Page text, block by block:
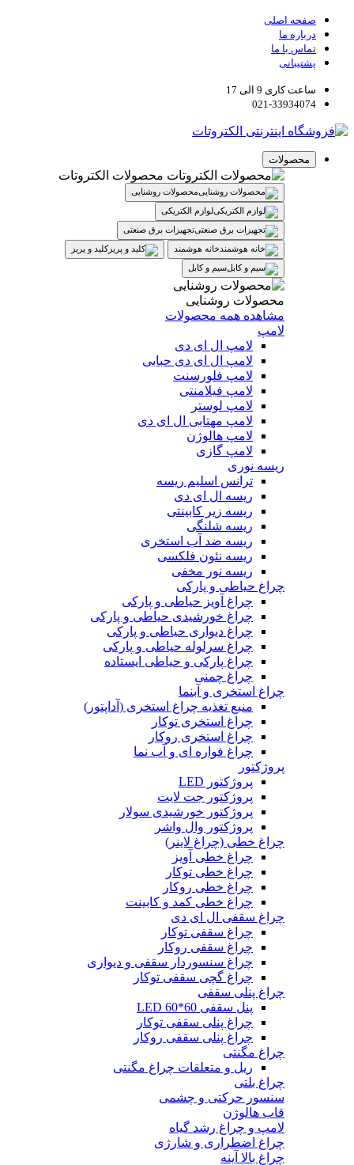
صفحه اصلی
درباره ما
تماس با ما
پشتیبانی
ساعت کاری 9 الی 17
021-33934074
محصولات
محصولات الکتروتات
محصولات روشنایی
لوازم الکتریکی
تجهیزات برق صنعتی
خانه هوشمند
کلید و پریز
سیم و کابل
محصولات روشنایی
مشاهده همه محصولات
لامپ
لامپ ال ای دی
لامپ ال ای دی حبابی
لامپ فلورسنت
لامپ فیلامنتی
لامپ لوستر
لامپ مهتابی ال ای دی
لامپ هالوژن
لامپ گازی
ریسه نوری
ترانس اسلیم ریسه
ریسه ال ای دی
ریسه زیر کابینتی
ریسه شلنگی
ریسه ضد آب استخری
ریسه نئون فلکسی
ریسه نور مخفی
چراغ حیاطی و پارکی
چراغ آویز حیاطی و پارکی
چراغ خورشیدی حیاطی و پارکی
چراغ دیواری حیاطی و پارکی
چراغ سرلوله حیاطی و پارکی
چراغ پارکی و حیاطی ایستاده
چراغ چمنی
چراغ استخری و آبنما
منبع تغذیه چراغ استخری (آداپتور)
چراغ استخری توکار
چراغ استخری روکار
چراغ فواره ای و آب نما
پروژکتور
پروژکتور LED
پروژکتور جت لایت
پروژکتور خورشیدی سولار
پروژکتور وال واشر
چراغ خطی (چراغ لاینر)
چراغ خطی آویز
چراغ خطی توکار
چراغ خطی روکار
چراغ خطی کمد و کابینت
چراغ سقفی ال ای دی
چراغ سقفی توکار
چراغ سقفی روکار
چراغ سنسوردار سقفی و دیواری
چراغ گچی سقفی توکار
چراغ پنلی سقفی
پنل سقفی 60*60 LED
چراغ پنلی سقفی توکار
چراغ پنلی سقفی روکار
چراغ مگنتی
ریل و متعلقات چراغ مگنتی
چراغ بلتی
سنسور حرکتی و چشمی
قاب هالوژن
لامپ و چراغ رشد گیاه
چراغ اضطراری و شارژی
چراغ بالا آینه